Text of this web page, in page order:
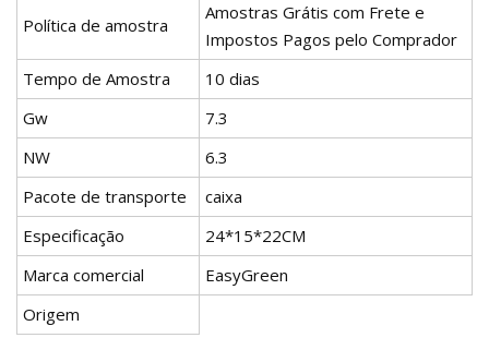
Política de amostra
Amostras Grátis com Frete e
Impostos Pagos pelo Comprador
Tempo de Amostra
10 dias
Gw
7.3
NW
6.3
Pacote de transporte
caixa
Especificação
24*15*22CM
Marca comercial
EasyGreen
Origem